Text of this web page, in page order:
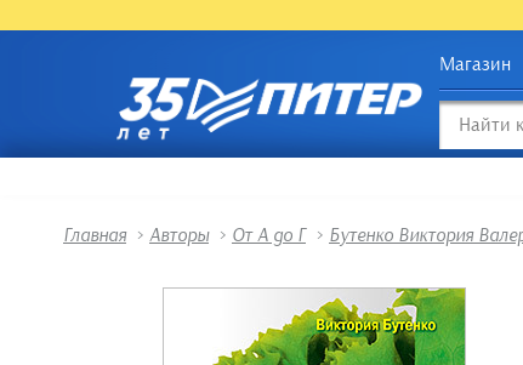
Магазин
Главная > Авторы > От А до Г > Бутенко Виктория